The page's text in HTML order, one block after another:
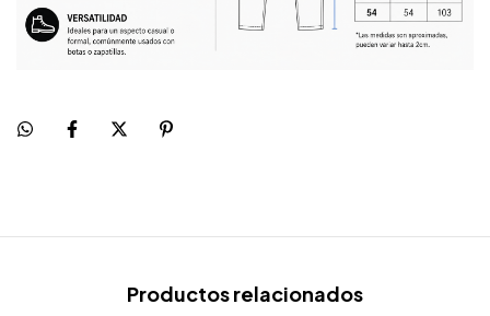
Productos relacionados